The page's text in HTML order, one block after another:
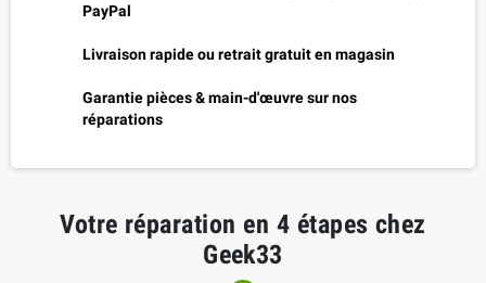
PayPal
Livraison rapide ou retrait gratuit en magasin
Garantie pièces & main-d'œuvre sur nos
réparations
Votre réparation en 4 étapes chez
Geek33